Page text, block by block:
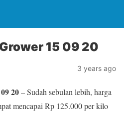
15 09 20
3 years ago
20– Sudah sebulan lebih, harga
mencapai Rp 125.000 per kilo